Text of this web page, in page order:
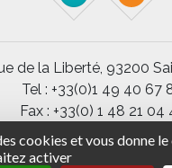
cookies et vous donne
activer
de la Liberté, 93200
Tel : +33(0)1 49 40 67
Fax : +33(0) 1 48 21 04
Paris 8 ©2020 - Tous